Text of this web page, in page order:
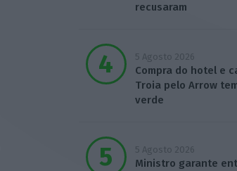
recusaram
5 Agosto 2026
Compra do hotel e
Troia pelo Arrow
verde
5 Agosto 2026
Ministro garante